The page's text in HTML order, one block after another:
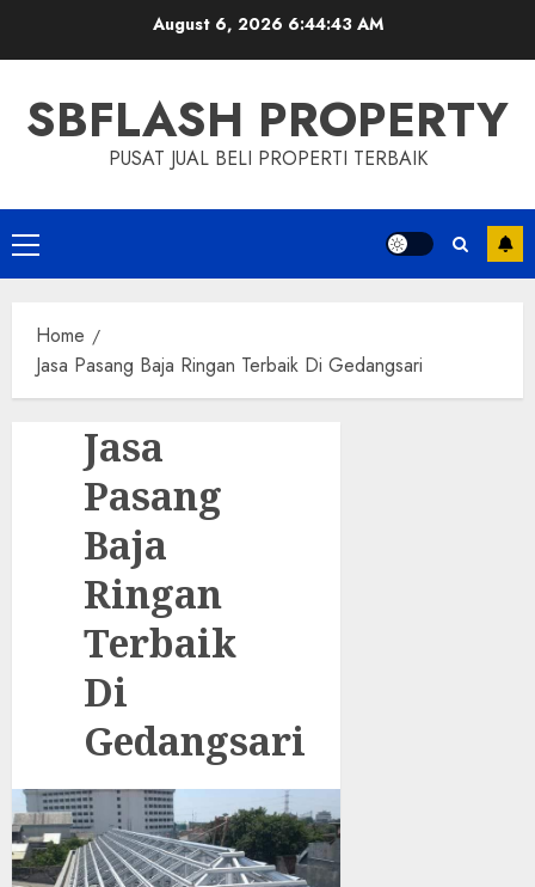
August 6, 2026 6:44:44 AM
SBFLASH PROPERTY
PUSAT JUAL BELI PROPERTI TERBAIK
Primary
Menu
Home
Jasa Pasang Baja Ringan Terbaik Di Gedangsari
Jasa
Pasang
Baja
Ringan
Terbaik
Di
Gedangsari